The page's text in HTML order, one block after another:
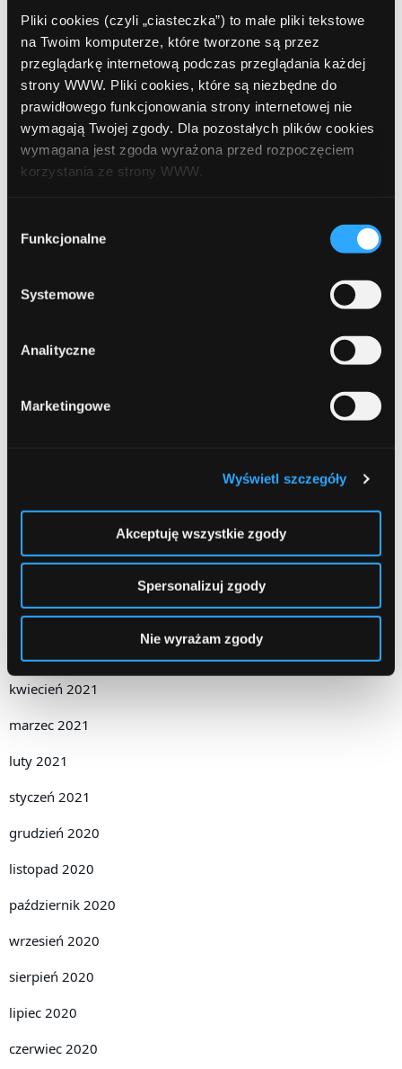
Pliki cookies (czyli „ciasteczka”) to małe pliki tekstowe
na Twoim komputerze, które tworzone są przez
przeglądarkę internetową podczas przeglądania każdej
strony WWW. Pliki cookies, które są niezbędne do
prawidłowego funkcjonowania strony internetowej nie
wymagają Twojej zgody. Dla pozostałych plików cookies
wymagana jest zgoda wyrażona przed rozpoczęciem
korzystania ze strony WWW.
formy korzystania z plików cookies. Więcej:
Polityka
zgody
Funkcjonalne
Systemowe
Analityczne
Marketingowe
Wyświetl szczegóły
Akceptuję wszystkie zgody
Spersonalizuj zgody
Nie wyrażam zgody
październik 2022
wrzesień 2022
sierpień 2022
lipiec 2022
czerwiec 2022
marzec 2022
grudzień 2021
wrzesień 2021
czerwiec 2021
kwiecień 2021
marzec 2021
luty 2021
styczeń 2021
grudzień 2020
listopad 2020
październik 2020
wrzesień 2020
sierpień 2020
lipiec 2020
czerwiec 2020